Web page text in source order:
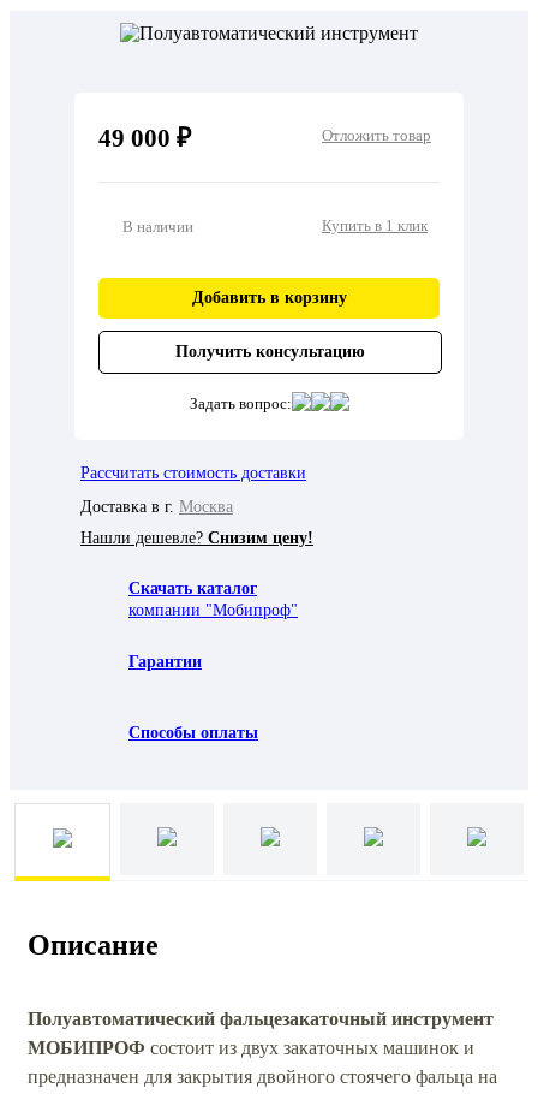
49 000 ₽ Отложить товар
В наличии Купить в 1 клик
Добавить в корзину
Получить консультацию
Задать вопрос:
Рассчитать стоимость доставки
Доставка в г. Москва
Нашли дешевле? Снизим цену!
Скачать каталог
компании "Мобипроф"
Гарантии
Способы оплаты
Описание
Полуавтоматический фальцезакаточный инструмент
МОБИПРОФ состоит из двух закаточных машинок и
предназначен для закрытия двойного стоячего фальца на